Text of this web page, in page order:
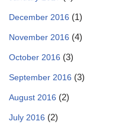
December 2016 (1)
November 2016 (4)
October 2016 (3)
September 2016 (3)
August 2016 (2)
July 2016 (2)